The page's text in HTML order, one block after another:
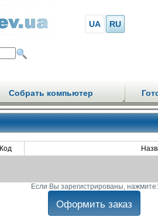
UA RU
Собрать компьютер
Код
Если Вы зарегистрированы, нажмите: